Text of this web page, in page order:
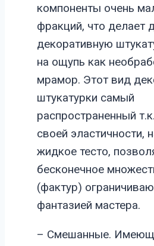
компоненты очень
фракций, что делает
декоративную
на ощупь как
мрамор. Этот вид
штукатурки самый
распространенный
своей эластичности,
жидкое тесто,
бесконечное
(фактур)
фантазией мастера.
– Смешанные.